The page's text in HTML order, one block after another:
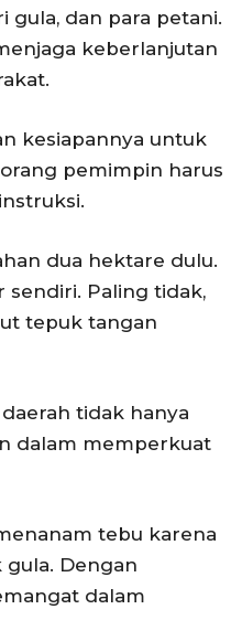
gula, dan para petani.
keberlanjutan
kesiapannya untuk
pemimpin harus
dua hektare dulu.
sendiri. Paling tidak,
tepuk tangan
tidak hanya
dalam memperkuat
tebu karena
Dengan
dalam